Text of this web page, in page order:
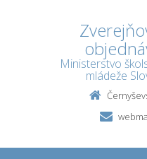
Ministerstvo
mládeže